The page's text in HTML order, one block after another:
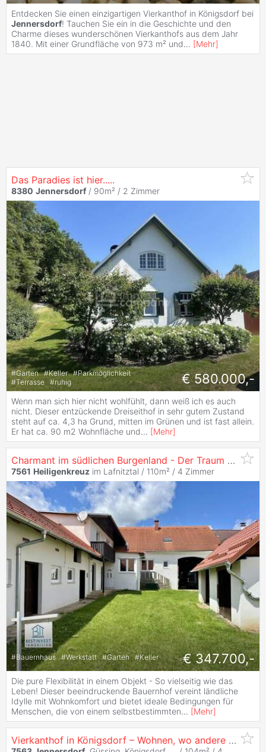
Entdecken Sie einen einzigartigen Vierkanthof in Königsdorf bei
Jennersdorf! Tauchen Sie ein in die Geschichte und den
Charme dieses wunderschönen Vierkanthofs aus dem Jahr
1840. Mit einer Grundfläche von 973 m² und... [Mehr]
Das Paradies ist hier.....
8380 Jennersdorf / 90m² / 2 Zimmer
#Garten #Keller #Parkmöglichkeit
#Terrasse #ruhig € 580.000,-
Wenn man sich hier nicht wohlfühlt, dann weiß ich es auch
nicht. Dieser entzückende Dreiseithof in sehr gutem Zustand
steht auf ca. 4,3 ha Grund, mitten im Grünen und ist fast allein.
Er hat ca. 90 m2 Wohnfläche und... [Mehr]
Charmant im südlichen Burgenland - Der Traum vom Bauernhof
7561 Heiligenkreuz im Lafnitztal / 110m² / 4 Zimmer
#Bauernhaus #Werkstatt #Garten #Keller € 347.700,-
Die pure Flexibilität in einem Objekt - So vielseitig wie das
Leben! Dieser beeindruckende Bauernhof vereint ländliche
Idylle mit Wohnkomfort und bietet ideale Bedingungen für
Menschen, die von einem selbstbestimmten... [Mehr]
Vierkanthof in Königsdorf – Wohnen, wo andere Urlaub machen!